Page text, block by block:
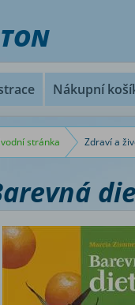
Nákupní
stránka Zdraví a